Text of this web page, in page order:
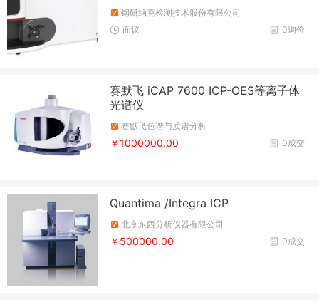
钢研纳克检测技术股份有限公司
0询价
面议
赛默飞 iCAP 7600 ICP-OES等离子体
光谱仪
赛默飞色谱与质谱分析
0成交
￥1000000.00
Quantima /Integra ICP
北京东西分析仪器有限公司
0成交
￥500000.00